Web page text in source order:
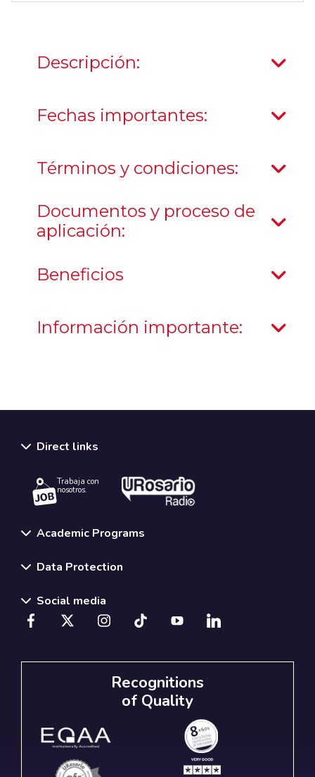
Descripción:
Fechas importantes:
Términos y condiciones:
Documentos y proceso de
aplicación:
Beneficios
Información importante:
Direct links
Trabaja con
nosotros.
Academic Programs
Data Protection
Social media
Recognitions
of Quality